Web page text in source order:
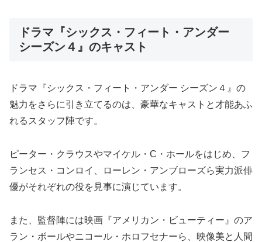
ドラマ『シックス・フィート・アンダー
シーズン４』のキャスト
ドラマ『シックス・フィート・アンダー シーズン４』の
魅力をさらに引き立てるのは、豪華なキャストと才能あふ
れるスタッフ陣です。
ピーター・クラウスやマイケル・C・ホールをはじめ、フ
ランセス・コンロイ、ローレン・アンブローズら実力派俳
優がそれぞれの役を見事に演じています。
また、監督陣には映画『アメリカン・ビューティー』のア
ラン・ボールやニコール・ホロフセナーら、映像美と人間